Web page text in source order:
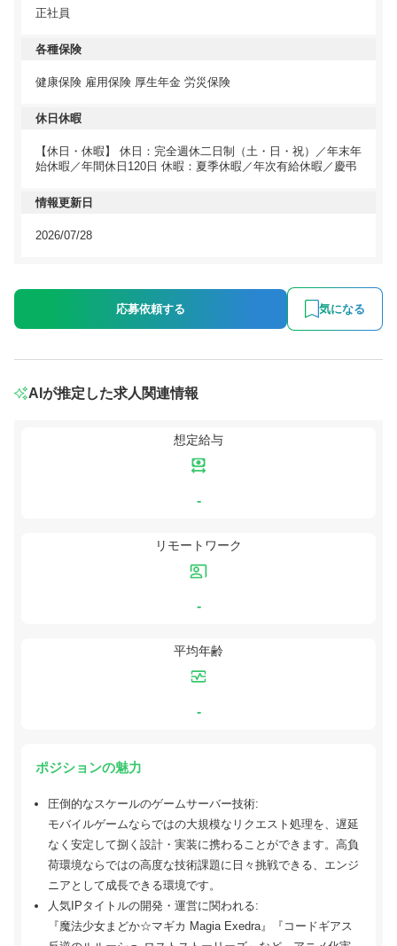
正社員
各種保険
健康保険 雇用保険 厚生年金 労災保険
休日休暇
【休日・休暇】 休日：完全週休二日制（土・日・祝）／年末年
始休暇／年間休日120日 休暇：夏季休暇／年次有給休暇／慶弔
情報更新日
2026/07/28
応募依頼する 気になる
AIが推定した求人関連情報
想定給与
-
リモートワーク
-
平均年齢
-
ポジションの魅力
圧倒的なスケールのゲームサーバー技術:
モバイルゲームならではの大規模なリクエスト処理を、遅延
なく安定して捌く設計・実装に携わることができます。高負
荷環境ならではの高度な技術課題に日々挑戦できる、エンジ
ニアとして成長できる環境です。
人気IPタイトルの開発・運営に関われる:
『魔法少女まどか☆マギカ Magia Exedra』『コードギアス